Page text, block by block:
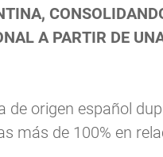
A PARTIR DE
de origen español
más de 100% en